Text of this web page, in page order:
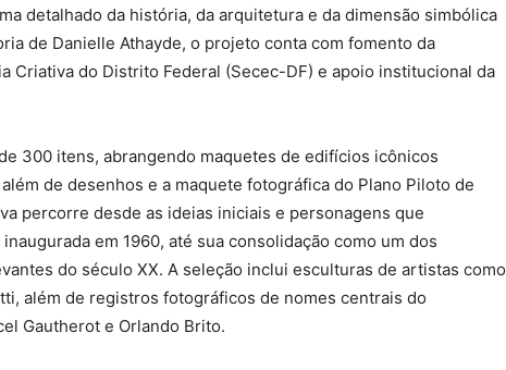
detalhado da história, da arquitetura e da dimensão simbólica
de Danielle Athayde, o projeto conta com fomento da
Criativa do Distrito Federal (Secec-DF) e apoio institucional da
300 itens, abrangendo maquetes de edifícios icônicos
de desenhos e a maquete fotográfica do Plano Piloto de
percorre desde as ideias iniciais e personagens que
em 1960, até sua consolidação como um dos
do século XX. A seleção inclui esculturas de artistas como
além de registros fotográficos de nomes centrais do
Gautherot e Orlando Brito.